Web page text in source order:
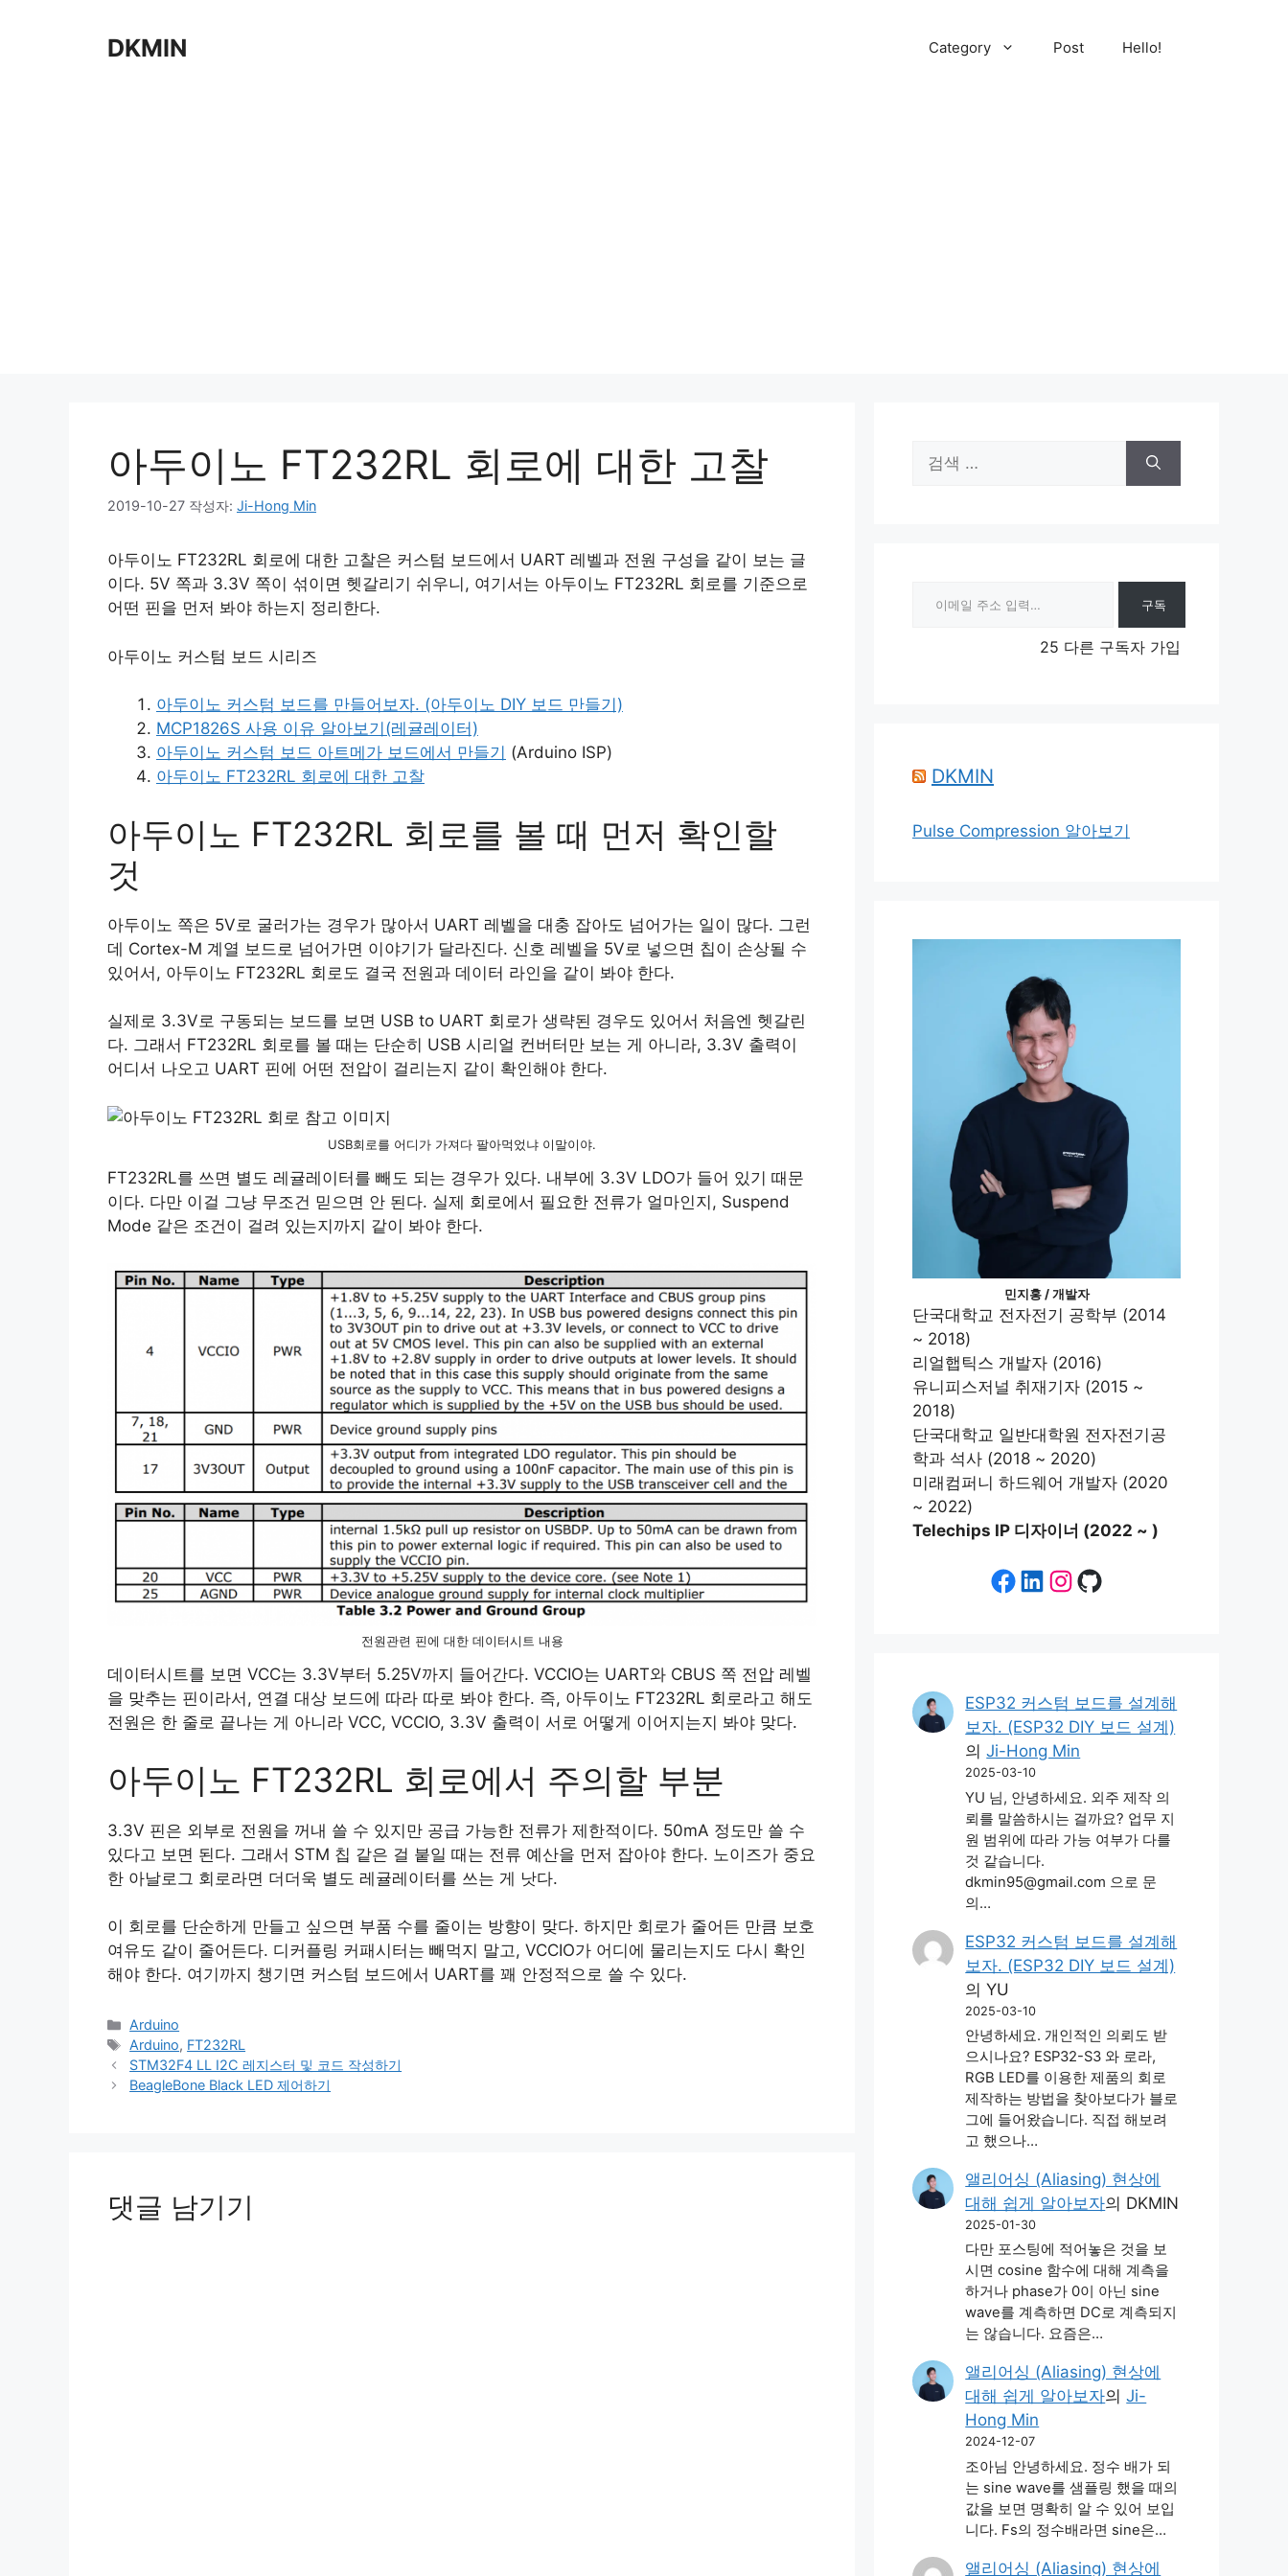
DKMIN Category Post Hello!
아두이노 FT232RL 회로에 대한 고찰
2019-10-27 작성자: Ji-Hong Min
아두이노 FT232RL 회로에 대한 고찰은 커스텀 보드에서 UART 레벨과 전원 구성을 같이 보는 글
이다. 5V 쪽과 3.3V 쪽이 섞이면 헷갈리기 쉬우니, 여기서는 아두이노 FT232RL 회로를 기준으로
어떤 핀을 먼저 봐야 하는지 정리한다.
아두이노 커스텀 보드 시리즈
아두이노 커스텀 보드를 만들어보자. (아두이노 DIY 보드 만들기)
MCP1826S 사용 이유 알아보기(레귤레이터)
아두이노 커스텀 보드 아트메가 보드에서 만들기 (Arduino ISP)
아두이노 FT232RL 회로에 대한 고찰
아두이노 FT232RL 회로를 볼 때 먼저 확인할
것
아두이노 쪽은 5V로 굴러가는 경우가 많아서 UART 레벨을 대충 잡아도 넘어가는 일이 많다. 그런
데 Cortex-M 계열 보드로 넘어가면 이야기가 달라진다. 신호 레벨을 5V로 넣으면 칩이 손상될 수
있어서, 아두이노 FT232RL 회로도 결국 전원과 데이터 라인을 같이 봐야 한다.
실제로 3.3V로 구동되는 보드를 보면 USB to UART 회로가 생략된 경우도 있어서 처음엔 헷갈린
다. 그래서 FT232RL 회로를 볼 때는 단순히 USB 시리얼 컨버터만 보는 게 아니라, 3.3V 출력이
어디서 나오고 UART 핀에 어떤 전압이 걸리는지 같이 확인해야 한다.
USB회로를 어디가 가져다 팔아먹었냐 이말이야.
FT232RL를 쓰면 별도 레귤레이터를 빼도 되는 경우가 있다. 내부에 3.3V LDO가 들어 있기 때문
이다. 다만 이걸 그냥 무조건 믿으면 안 된다. 실제 회로에서 필요한 전류가 얼마인지, Suspend
Mode 같은 조건이 걸려 있는지까지 같이 봐야 한다.
전원관련 핀에 대한 데이터시트 내용
데이터시트를 보면 VCC는 3.3V부터 5.25V까지 들어간다. VCCIO는 UART와 CBUS 쪽 전압 레벨
을 맞추는 핀이라서, 연결 대상 보드에 따라 따로 봐야 한다. 즉, 아두이노 FT232RL 회로라고 해도
전원은 한 줄로 끝나는 게 아니라 VCC, VCCIO, 3.3V 출력이 서로 어떻게 이어지는지 봐야 맞다.
아두이노 FT232RL 회로에서 주의할 부분
3.3V 핀은 외부로 전원을 꺼내 쓸 수 있지만 공급 가능한 전류가 제한적이다. 50mA 정도만 쓸 수
있다고 보면 된다. 그래서 STM 칩 같은 걸 붙일 때는 전류 예산을 먼저 잡아야 한다. 노이즈가 중요
한 아날로그 회로라면 더더욱 별도 레귤레이터를 쓰는 게 낫다.
이 회로를 단순하게 만들고 싶으면 부품 수를 줄이는 방향이 맞다. 하지만 회로가 줄어든 만큼 보호
여유도 같이 줄어든다. 디커플링 커패시터는 빼먹지 말고, VCCIO가 어디에 물리는지도 다시 확인
해야 한다. 여기까지 챙기면 커스텀 보드에서 UART를 꽤 안정적으로 쓸 수 있다.
카
테
고
리
Arduino
태
그
Arduino, FT232RL
STM32F4 LL I2C 레지스터 및 코드 작성하기
BeagleBone Black LED 제어하기
댓글 남기기
색:
구독
25 다른 구독자 가입
DKMIN
Pulse Compression 알아보기
민지홍 / 개발자
단국대학교 전자전기 공학부 (2014
~ 2018)
리얼햅틱스 개발자 (2016)
유니피스저널 취재기자 (2015 ~
2018)
단국대학교 일반대학원 전자전기공
학과 석사 (2018 ~ 2020)
미래컴퍼니 하드웨어 개발자 (2020
~ 2022)
Telechips IP 디자이너 (2022 ~ )
Facebook
LinkedIn
Instagram
GitHub
ESP32 커스텀 보드를 설계해
보자. (ESP32 DIY 보드 설계)
의Ji-Hong Min
2025-03-10
YU 님, 안녕하세요. 외주 제작 의
뢰를 말씀하시는 걸까요? 업무 지
원 범위에 따라 가능 여부가 다를
것 같습니다.
dkmin95@gmail.com 으로 문
의…
ESP32 커스텀 보드를 설계해
보자. (ESP32 DIY 보드 설계)
의YU
2025-03-10
안녕하세요. 개인적인 의뢰도 받
으시나요? ESP32-S3 와 로라,
RGB LED를 이용한 제품의 회로
제작하는 방법을 찾아보다가 블로
그에 들어왔습니다. 직접 해보려
고 했으나…
앨리어싱 (Aliasing) 현상에
대해 쉽게 알아보자의 DKMIN
2025-01-30
다만 포스팅에 적어놓은 것을 보
시면 cosine 함수에 대해 계측을
하거나 phase가 0이 아닌 sine
wave를 계측하면 DC로 계측되지
는 않습니다. 요즘은…
앨리어싱 (Aliasing) 현상에
대해 쉽게 알아보자의Ji-
Hong Min
2024-12-07
조아님 안녕하세요. 정수 배가 되
는 sine wave를 샘플링 했을 때의
값을 보면 명확히 알 수 있어 보입
니다. Fs의 정수배라면 sine은…
앨리어싱 (Aliasing) 현상에